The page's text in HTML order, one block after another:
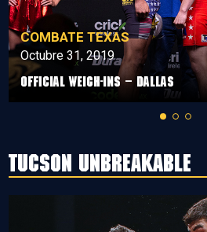
COMBATE TEXAS
Octubre 31, 2019
Official Weigh-Ins – Dallas
Tucson Unbreakable